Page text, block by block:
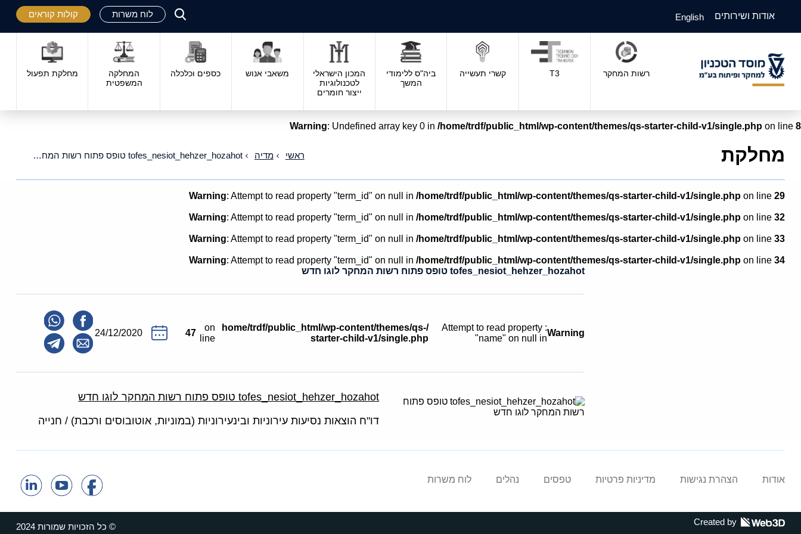
אודות ושירותים English פתח
סגור לוח משרות קולות קוראים
רשות המחקר T3 קשרי תעשייה
ביה"ס ללימודי
המשך
המכון הישראלי
לטכנולוגיות
ייצור חומרים
משאבי אנוש כספים וכלכלה
המחלקה
המשפטית
מחלקת תפעול
Warning: Undefined array key 0 in /home/trdf/public_html/wp-content/themes/qs-starter-child-v1/single.php on line 8
מחלקת ראשי מדיה tofes_nesiot_hehzer_hozahot טופס פתוח רשות המחקר לוגו חדש
Warning: Attempt to read property "term_id" on null in/home/trdf/public_html/wp-content/themes/qs-starter-child-v1/single.php on line29
Warning: Attempt to read property "term_id" on null in/home/trdf/public_html/wp-content/themes/qs-starter-child-v1/single.php on line32
Warning: Attempt to read property "term_id" on null in/home/trdf/public_html/wp-content/themes/qs-starter-child-v1/single.php on line33
Warning: Attempt to read property "term_id" on null in/home/trdf/public_html/wp-content/themes/qs-starter-child-v1/single.php on line34
tofes_nesiot_hehzer_hozahot טופס פתוח רשות המחקר לוגו חדש
Warning
: Attempt to read property
"name" on null in
/home/trdf/public_html/wp-content/themes/qs-
starter-child-v1/single.php
on
line
47
24/12/2020
tofes_nesiot_hehzer_hozahot טופס פתוח רשות המחקר לוגו חדש
דו"ח הוצאות נסיעות עירוניות ובינעירוניות (במוניות, אוטובוסים ורכבת) / חנייה
אודות הצהרת נגישות מדיניות פרטיות טפסים נהלים לוח משרות
Created by © כל הזכויות שמורות 2024